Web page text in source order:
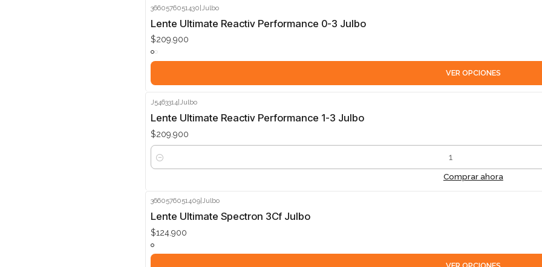
3660576051430| Julbo
Lente Ultimate Reactiv Performance 0-3 Julbo
$209.900
VER OPCIONES
J5463314| Julbo
Lente Ultimate Reactiv Performance 1-3 Julbo
$209.900
Cantidad
Comprar ahora
3660576051409 |Julbo
Lente Ultimate Spectron 3Cf Julbo
$124.900